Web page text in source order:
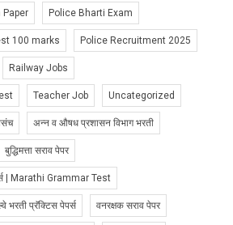
Police Bharti Exam
100 marks Police Recruitment 2025
Railway Jobs
Teacher Job Uncategorized
अन्न व औषध प्रशासन विभाग भरती
बुद्धिमत्ता सराव पेपर
| Marathi Grammar Test
भरती प्रॅक्टिस पेपर्स वनरक्षक सराव पेपर